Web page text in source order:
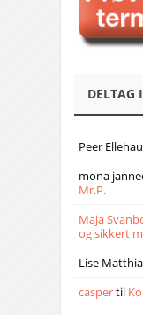
DELTAG
Peer
mona
Mr.P.
Maja
og sikkert
Lise
caspertil